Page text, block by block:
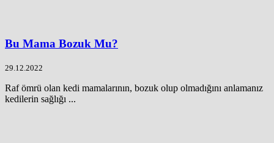
Bu Mama Bozuk Mu?
29.12.2022
Raf ömrü olan kedi mamalarının, bozuk olup olmadığını anlamanız
kedilerin sağlığı ...